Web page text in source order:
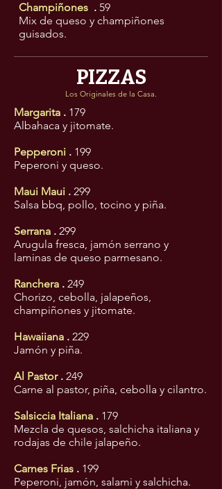
Champiñones . 59
Mix de queso y champiñones
guisados.
PIZZAS
Los Originales de la Casa.
Margarita . 179
Albahaca y jitomate.
Pepperoni . 199
Peperoni y queso.
Maui Maui . 299
Salsa bbq, pollo, tocino y piña.
Serrana . 299
Arugula fresca, jamón serrano y
laminas de queso parmesano.
Ranchera . 249
Chorizo, cebolla, jalapeños,
champiñones y jitomate.
Hawaiiana . 229
Jamón y piña.
Al Pastor. 249
Carne al pastor, piña, cebolla y cilantro.
Salsiccia Italiana . 179
Mezcla de quesos, salchicha italiana y
rodajas de chile jalapeño.
Carnes Frias . 199
Peperoni, jamón, salami y salchicha.